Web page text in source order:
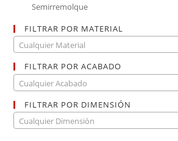
Semirremolque
FILTRAR POR MATERIAL
Cualquier Material
FILTRAR POR ACABADO
Cualquier Acabado
FILTRAR POR DIMENSIÓN
Cualquier Dimensión